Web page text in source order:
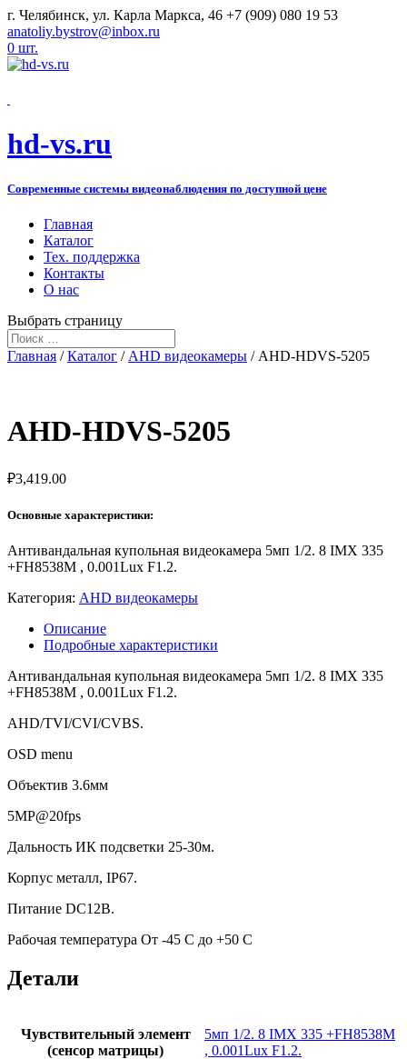
г. Челябинск, ул. Карла Маркса, 46 +7 (909) 080 19 53
anatoliy.bystrov@inbox.ru
0 шт.
hd-vs.ru
Современные системы видеонаблюдения по доступной цене
Главная
Каталог
Тех. поддержка
Контакты
О нас
Выбрать страницу
Главная /Каталог / AHD видеокамеры / AHD-HDVS-5205
AHD-HDVS-5205
₽3,419.00
Основные характеристики:
Антивандальная купольная видеокамера 5мп 1/2. 8 IMX 335
+FH8538М , 0.001Lux F1.2.
Категория: AHD видеокамеры
Описание
Подробные характеристики
Антивандальная купольная видеокамера 5мп 1/2. 8 IMX 335
+FH8538М , 0.001Lux F1.2.
AHD/TVI/CVI/CVBS.
OSD menu
Объектив 3.6мм
5MP@20fps
Дальность ИК подсветки 25-30м.
Корпус металл, IP67.
Питание DC12В.
Рабочая температура От -45 С до +50 С
Детали
Чувствительный элемент
(сенсор матрицы)
5мп 1/2. 8 IMX 335 +FH8538М
, 0.001Lux F1.2.